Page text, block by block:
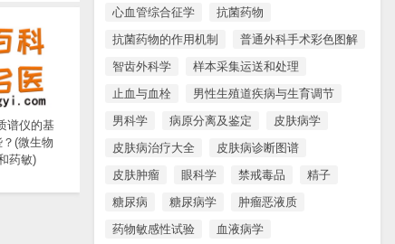
心血管综合征学
抗菌药物
抗菌药物的作用机制
普通外科手术彩色图解
智齿外科学
样本采集运送和处理
止血与血栓
男性生殖道疾病与生育调节
男科学
病原分离及鉴定
皮肤病学
皮肤病治疗大全
皮肤病诊断图谱
皮肤肿瘤
眼科学 禁戒毒品
精子
糖尿病
糖尿病学
肿瘤恶液质
药物敏感性试验
血液病学
谱仪的基
(微生物
药敏)